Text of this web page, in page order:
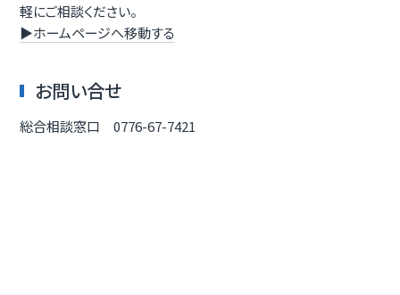
軽にご相談ください。
▶ホームページへ移動する
お問い合せ
総合相談窓口 0776-67-7421